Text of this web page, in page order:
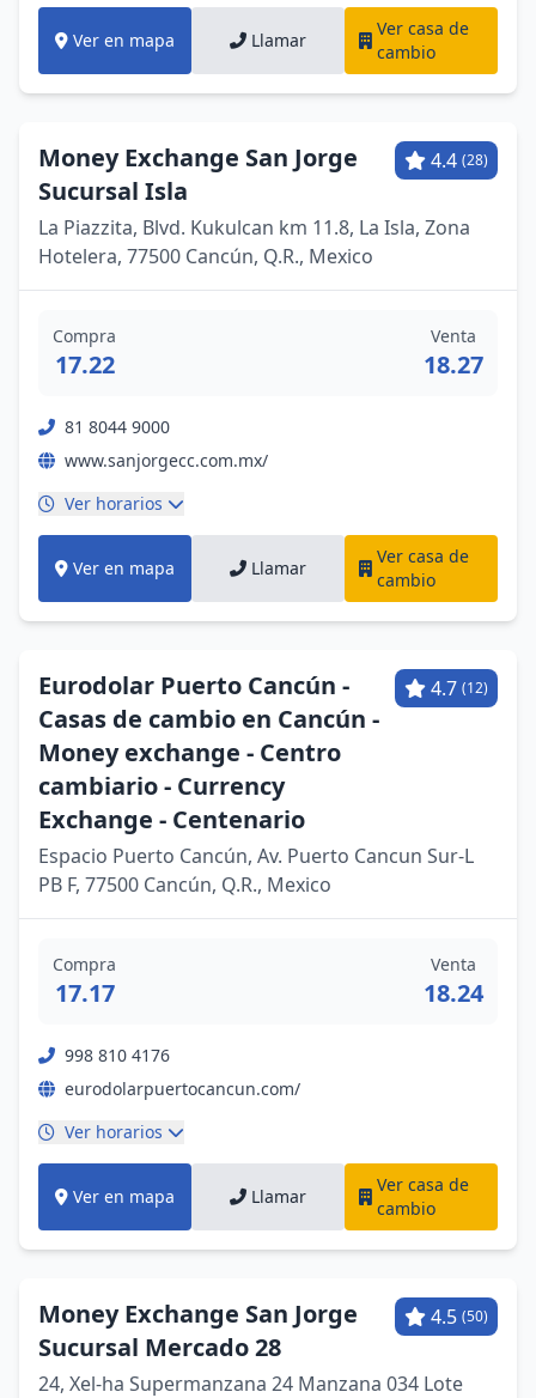
Ver en mapa Llamar
Ver casa de
cambio
Money Exchange San Jorge
Sucursal Isla
4.4 (28)
La Piazzita, Blvd. Kukulcan km 11.8, La Isla, Zona
Hotelera, 77500 Cancún, Q.R., Mexico
Compra
17.22
Venta
18.27
81 8044 9000
www.sanjorgecc.com.mx/
Ver horarios
Ver en mapa Llamar
Ver casa de
cambio
Eurodolar Puerto Cancún -
Casas de cambio en Cancún -
Money exchange - Centro
cambiario - Currency
Exchange - Centenario
4.7 (12)
Espacio Puerto Cancún, Av. Puerto Cancun Sur-L
PB F, 77500 Cancún, Q.R., Mexico
Compra
17.17
Venta
18.24
998 810 4176
eurodolarpuertocancun.com/
Ver horarios
Ver en mapa Llamar
Ver casa de
cambio
Money Exchange San Jorge
Sucursal Mercado 28
4.5 (50)
24, Xel-ha Supermanzana 24 Manzana 034 Lote